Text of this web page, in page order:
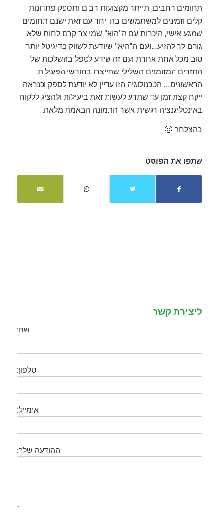
תחומים רחבים, תייתר מקצועות רבים ותספק פתרונות
קלים וזמינים למשתמשים בה. יחד עם זאת ישנם תחומים
שמגע אישי, היכרות עם ה"הוא" שמייצר קרם לחות שלא
גורם לך להזיע…ועם ה"היא" שיודעת לשווק בדיגיטל יותר
טוב מכל אחת אחרת ועם זה שידע לטפל בהשלכות של
התזרים המזומנים השלילי שתייצרו בחודשי הפעילות
הראשונים… הטכנולוגיה הזו עדיין לא יודעת לספק וכנראה
ייקח קצת זמן עד שתדע לעשות זאת ביעילות ולהציג ללקוח
באינטליגנציה רגשית אשר התמונה הבאמת מלאה.
בהצלחה 🙂
שתפו את הפוסט
ליצירת קשר
שם:
טלפון:
אימייל:
ההודעה שלך: